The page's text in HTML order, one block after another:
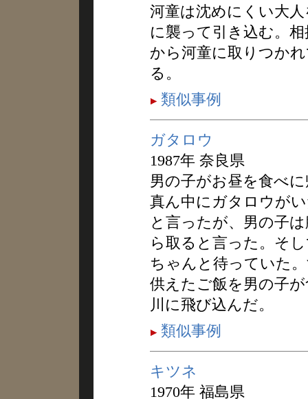
河童は沈めにくい大
に襲って引き込む。
から河童に取りつか
る。
類似事例
ガタロウ
1987年 奈良県
男の子がお昼を食べ
真ん中にガタロウが
と言ったが、男の子
ら取ると言った。そ
ちゃんと待っていた
供えたご飯を男の子
川に飛び込んだ。
類似事例
キツネ
1970年 福島県